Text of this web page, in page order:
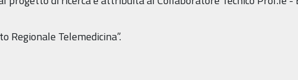
Regionale Telemedicina”.